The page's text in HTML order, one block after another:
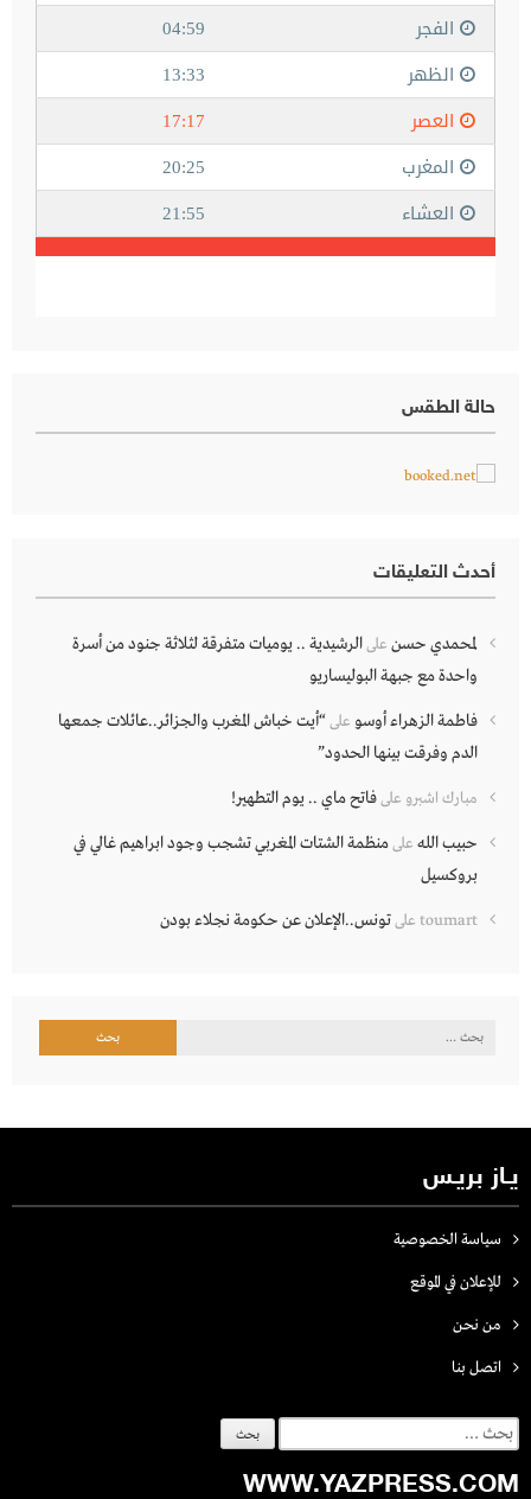
حالة الطقس
أحدث التعليقات
لمحمدي حسن علىالرشيدية .. يوميات متفرقة لثلاثة جنود من أسرة
واحدة مع جبهة البوليساريو
فاطمة الزهراء أوسو على“أيت خباش المغرب والجزائر..عائلات جمعها
الدم وفرقت بينها الحدود”
مبارك اشبرو علىفاتح ماي .. يوم التطهير!
حبيب الله علىمنظمة الشتات المغربي تشجب وجود ابراهيم غالي في
بروكسيل
toumart علىتونس..الإعلان عن حكومة نجلاء بودن
البحث
يـاز بريـس
سياسة الخصوصية
للإعلان في الموقع
من نحن
اتصل بنـا
البحث
عن:
WWW.YAZPRESS.COM